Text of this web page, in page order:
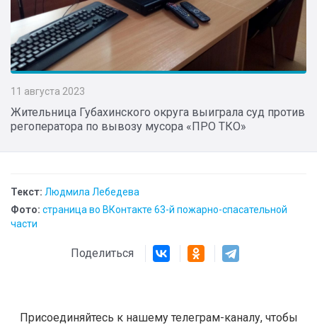
11 августа 2023
Жительница Губахинского округа выиграла суд против
регоператора по вывозу мусора «ПРО ТКО»
Текст: Людмила Лебедева
Фото: страница во ВКонтакте 63-й пожарно-спасательной
части
Поделиться
Присоединяйтесь к нашему телеграм-каналу, чтобы